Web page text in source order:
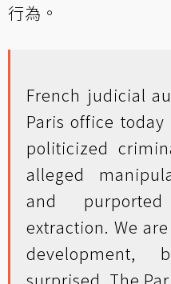
行為。
French judicial
Paris office
politicized
alleged
and
extraction. We